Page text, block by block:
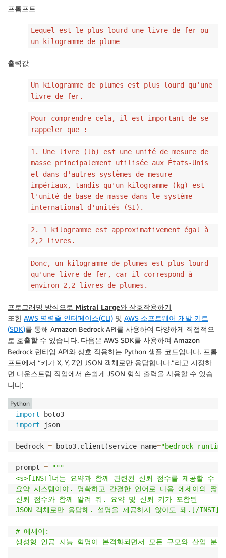
프롬프트
Lequel est le plus lourd une livre de fer ou
un kilogramme de plume
출력값
Un kilogramme de plumes est plus lourd qu'une
livre de fer.
Pour comprendre cela, il est important de se
rappeler que :
1. Une livre (lb) est une unité de mesure de
masse principalement utilisée aux États-Unis
et dans d'autres systèmes de mesure
impériaux, tandis qu'un kilogramme (kg) est
l'unité de base de masse dans le système
international d'unités (SI).
2. 1 kilogramme est approximativement égal à
2,2 livres.
Donc, un kilogramme de plumes est plus lourd
qu'une livre de fer, car il correspond à
environ 2,2 livres de plumes.
프로그래밍 방식으로 Mistral Large와 상호작용하기
또한 AWS 명령줄 인터페이스(CLI) 및 AWS 소프트웨어 개발 키트
(SDK)를 통해 Amazon Bedrock API를 사용하여 다양하게 직접적으
로 호출할 수 있습니다. 다음은 AWS SDK를 사용하여 Amazon
Bedrock 런타임 API와 상호 작용하는 Python 샘플 코드입니다. 프롬
프트에서 “키가 X, Y, Z인 JSON 객체로만 응답합니다.”라고 지정하
면 다운스트림 작업에서 손쉽게 JSON 형식 출력을 사용할 수 있습
니다:
import
import json
bedrock = boto3. client (service_name="bedrock-
prompt =
"""
<s>[INST]너는 요약과 함께 관련된 신뢰 점수를 제공할 수
요약 시스템이야. 명확하고 간결한 언어로 다음 에세이의 짧
신뢰 점수와 함께 알려 줘. 요약 및 신뢰 키가 포함된
JSON 객체로만 응답해. 설명을 제공하지 않아도 돼.[/INST]
# 에세이:
생성형 인공 지능 혁명이 본격화되면서 모든 규모와 산업 분
Python